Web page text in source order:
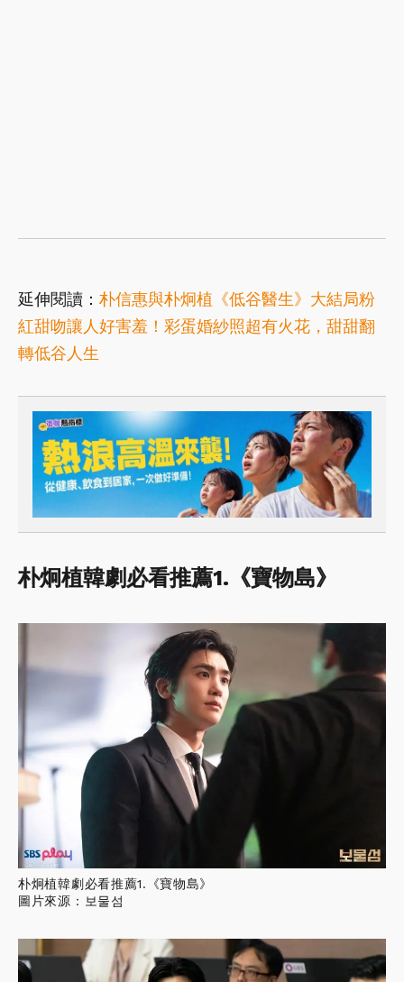
延伸閱讀： 朴信惠與朴炯植《低谷醫生》大結局粉
紅甜吻讓人好害羞！彩蛋婚紗照超有火花，甜甜翻
轉低谷人生
朴炯植韓劇必看推薦1.《寶物島》
朴炯植韓劇必看推薦1.《寶物島》
圖片來源：보물섬